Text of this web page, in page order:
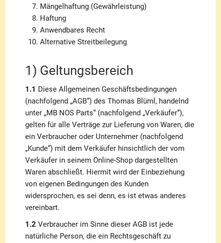
Mängelhaftung (Gewährleistung)
Haftung
Anwendbares Recht
Alternative Streitbeilegung
1) Geltungsbereich
1.1 Diese Allgemeinen Geschäftsbedingungen
(nachfolgend „AGB“) des Thomas Blüml, handelnd
unter „MB NOS Parts“ (nachfolgend „Verkäufer“),
gelten für alle Verträge zur Lieferung von Waren, die
ein Verbraucher oder Unternehmer (nachfolgend
„Kunde“) mit dem Verkäufer hinsichtlich der vom
Verkäufer in seinem Online-Shop dargestellten
Waren abschließt. Hiermit wird der Einbeziehung
von eigenen Bedingungen des Kunden
widersprochen, es sei denn, es ist etwas anderes
vereinbart.
1.2 Verbraucher im Sinne dieser AGB ist jede
natürliche Person, die ein Rechtsgeschäft zu